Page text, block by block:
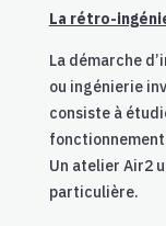
La rétro-
La démarche
ou ingénierie
consiste à
Un atelier Air2
particulière.